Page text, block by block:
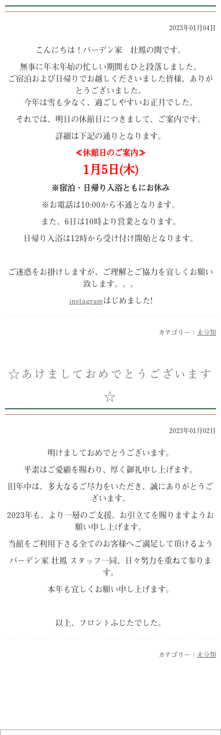
2023年01月04日
こんにちは！バーデン家 壮鳳の関です。
無事に年末年始の忙しい期間もひと段落しました。
ご宿泊および日帰りでお越しくださいました皆様、ありが
とうございました。
今年は雪も少なく、過ごしやすいお正月でした。
それでは、明日の休館日につきまして、ご案内です。
詳細は下記の通りとなります。
≪休館日のご案内≫
1月5日(木)
※宿泊・日帰り入浴ともにお休み
※お電話は10:00から不通となります。
また、6日は10時より営業となります。
日帰り入浴は12時から受け付け開始となります。
ご迷惑をお掛けしますが、ご理解とご協力を宜しくお願い
致します。。。
instagramはじめました!
カテゴリー： 未分類
☆あけましておめでとうございます
☆
2023年01月02日
明けましておめでとうございます。
平素はご愛顧を賜わり、厚く御礼申し上げます。
旧年中は、多大なるご尽力をいただき、誠にありがとうご
ざいます。
2023年も、より一層のご支援、お引立てを賜りますようお
願い申し上げます。
当館をご利用下さる全てのお客様へご満足して頂けるよう
バーデン家 壮鳳 スタッフ一同、日々努力を重ねて参りま
す。
本年も宜しくお願い申し上げます。
以上、フロントふじたでした。
カテゴリー： 未分類